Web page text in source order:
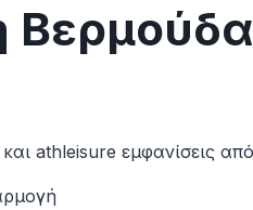
athleisure εμφανίσεις